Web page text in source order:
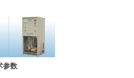
参数